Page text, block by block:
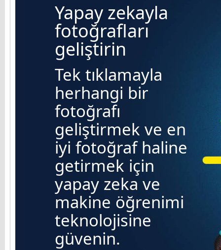
Yapay zekayla
fotoğrafları
geliştirin
Tek tıklamayla
herhangi bir
fotoğrafı
geliştirmek ve en
iyi fotoğraf haline
getirmek için
yapay zeka ve
makine öğrenimi
teknolojisine
güvenin.